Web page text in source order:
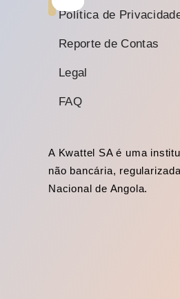
Política de
Reporte de Contas
Legal
FAQ
A Kwattel SA é uma
não bancária,
Nacional de Angola.